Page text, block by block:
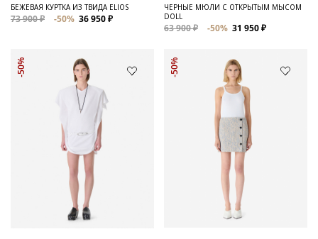
Распродажа
Для нее
БЕЖЕВАЯ КУРТКА ИЗ ТВИДА ELIOS
73 900 ₽ -50% 36 950 ₽
ЧЕРНЫЕ МЮЛИ С ОТКРЫТЫМ МЫСОМ
DOLL
63 900 ₽ -50% 31 950 ₽
-50% -50%